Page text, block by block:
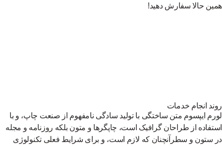
همین حالا سفارش دهید!
روند انجام خدمات
لورم ایپسوم متن ساختگی با تولید سادگی نامفهوم از صنعت چاپ، و با
استفاده از طراحان گرافیک است، چاپگرها و متون بلکه روزنامه و مجله
در ستون و سطرآنچنان که لازم است، و برای شرایط فعلی تکنولوژی